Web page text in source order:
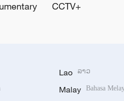
CCTV+
Lao ລາວ
Malay Bahasa